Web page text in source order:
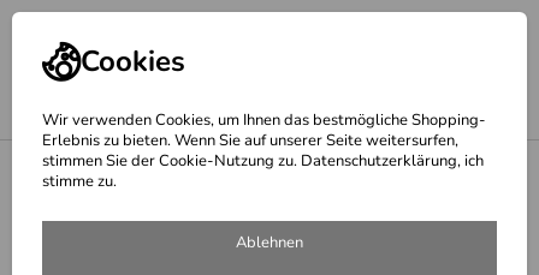
Cookies
Wir verwenden Cookies, um Ihnen das bestmögliche Shopping-
Erlebnis zu bieten. Wenn Sie auf unserer Seite weitersurfen,
stimmen Sie der Cookie-Nutzung zu. Datenschutzerklärung, ich
stimme zu.
Ablehnen
Startseite
Seite 5 - skulpturale Pflanzgefäße